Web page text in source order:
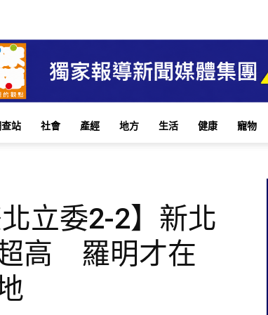
站 社會 產經 地方 生活 健康 寵物
立委2-2】新北
高 羅明才在